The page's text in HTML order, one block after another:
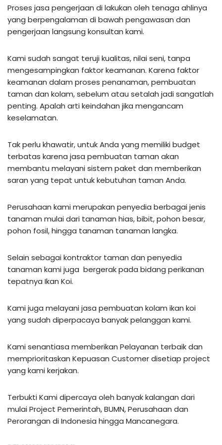
Proses jasa pengerjaan di lakukan oleh tenaga ahlinya
yang berpengalaman di bawah pengawasan dan
pengerjaan langsung konsultan kami.
Kami sudah sangat teruji kualitas, nilai seni, tanpa
mengesampingkan faktor keamanan. Karena faktor
keamanan dalam proses penanaman, pembuatan
taman dan kolam, sebelum atau setalah jadi sangatlah
penting. Apalah arti keindahan jika mengancam
keselamatan.
Tak perlu khawatir, untuk Anda yang memiliki budget
terbatas karena jasa pembuatan taman akan
membantu melayani sistem paket dan memberikan
saran yang tepat untuk kebutuhan taman Anda.
Perusahaan kami merupakan penyedia berbagai jenis
tanaman mulai dari tanaman hias, bibit, pohon besar,
pohon fosil, hingga tanaman tanaman langka.
Selain sebagai kontraktor taman dan penyedia
tanaman kami juga bergerak pada bidang perikanan
tepatnya Ikan Koi.
Kami juga melayani jasa pembuatan kolam ikan koi
yang sudah diperpacaya banyak pelanggan kami.
Kami senantiasa memberikan Pelayanan terbaik dan
memprioritaskan Kepuasan Customer disetiap project
yang kami kerjakan.
Terbukti Kami dipercaya oleh banyak kalangan dari
mulai Project Pemerintah, BUMN, Perusahaan dan
Perorangan di Indonesia hingga Mancanegara.